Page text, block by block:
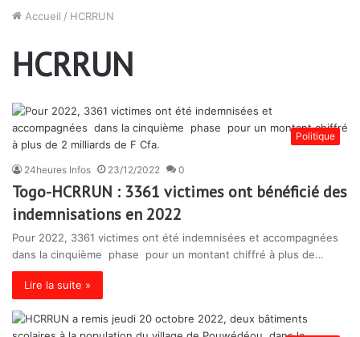
Accueil / HCRRUN
HCRRUN
Politique
24heures Infos 23/12/2022 0
Togo-HCRRUN : 3361 victimes ont bénéficié des
indemnisations en 2022
Pour 2022, 3361 victimes ont été indemnisées et accompagnées
dans la cinquième phase pour un montant chiffré à plus de…
Lire la suite »